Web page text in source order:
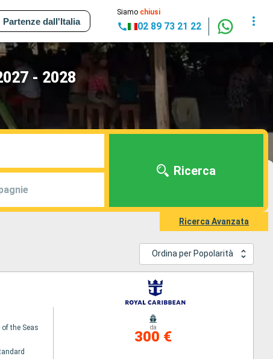
Partenze dall'Italia
Siamo chiusi
02 89 73 21 22
- 2028
Ricerca
Ricerca Avanzata
Ordina per Popolarità
of the Seas
da
300 €